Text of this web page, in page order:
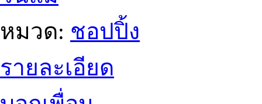
หมวด: ชอปปิ้ง
รายละเอียด